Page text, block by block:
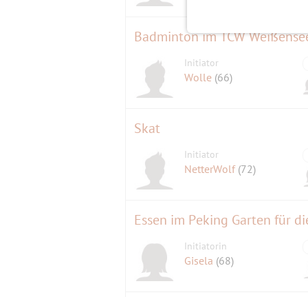
Badminton im TCW
Initiator
Wolle (66)
Skat
Initiator
NetterWolf (72)
Essen im Peking Garten für
Initiatorin
Gisela (68)